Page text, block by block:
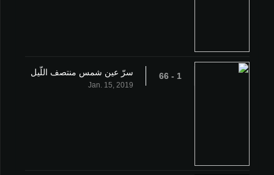
1 - 66 سرّ عين شمس منتصف اللّيل
Jan. 15, 2019